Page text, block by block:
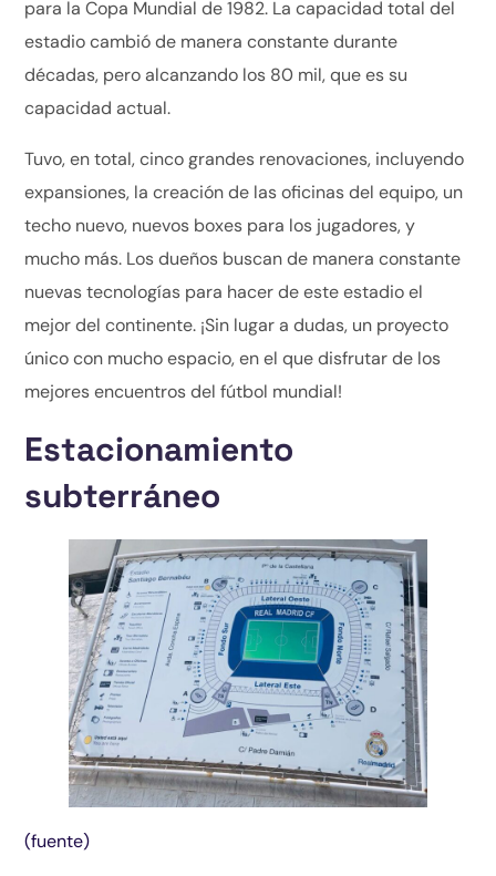
para la Copa Mundial de 1982. La capacidad total del
estadio cambió de manera constante durante
décadas, pero alcanzando los 80 mil, que es su
capacidad actual.
Tuvo, en total, cinco grandes renovaciones, incluyendo
expansiones, la creación de las oficinas del equipo, un
techo nuevo, nuevos boxes para los jugadores, y
mucho más. Los dueños buscan de manera constante
nuevas tecnologías para hacer de este estadio el
mejor del continente. ¡Sin lugar a dudas, un proyecto
único con mucho espacio, en el que disfrutar de los
mejores encuentros del fútbol mundial!
Estacionamiento
subterráneo
(fuente)